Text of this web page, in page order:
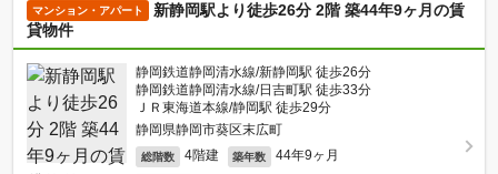
マンション・アパート
新静岡駅より徒歩26分 2階 築44年9ヶ月の賃
貸物件
静岡鉄道静岡清水線/新静岡駅 徒歩26分
静岡鉄道静岡清水線/日吉町駅 徒歩33分
ＪＲ東海道本線/静岡駅 徒歩29分
静岡県静岡市葵区末広町
総階数 4階建 築年数 44年9ヶ月